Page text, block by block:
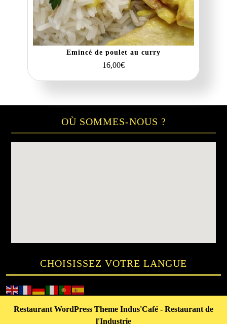
Emincé de poulet au curry
16,00€
OÙ SOMMES-NOUS ?
CHOISISSEZ VOTRE LANGUE
Restaurant WordPress Theme Indus'Café - Restaurant de
l'Industrie